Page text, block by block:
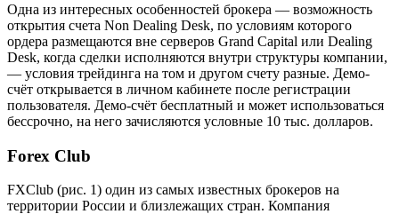
Одна из интересных особенностей брокера — возможность
открытия счета Non Dealing Desk, по условиям которого
ордера размещаются вне серверов Grand Capital или Dealing
Desk, когда сделки исполняются внутри структуры компании,
— условия трейдинга на том и другом счету разные. Демо-
счёт открывается в личном кабинете после регистрации
пользователя. Демо-счёт бесплатный и может использоваться
бессрочно, на него зачисляются условные 10 тыс. долларов.
Forex Club
FXClub (рис. 1) один из самых известных брокеров на
территории России и близлежащих стран. Компания